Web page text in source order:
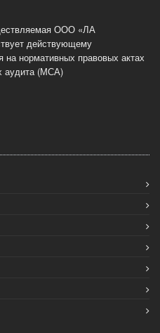
ООО «ЛА
действующему
на нормативных правовых актах
аудита (МСА)